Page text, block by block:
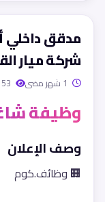
شركة ميار
وظيفة
وصف الإعلان
🏢 وظائف.كوم